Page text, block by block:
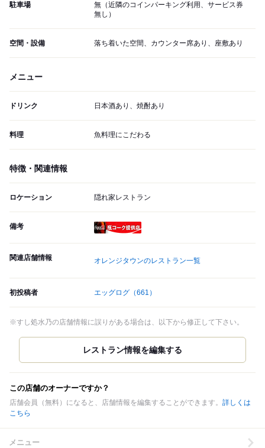
駐車場
無（近隣のコインパーキング利用、サービス券
無し）
空間・設備 落ち着いた空間、カウンター席あり、座敷あり
メニュー
ドリンク 日本酒あり、焼酎あり
料理 魚料理にこだわる
特徴・関連情報
ロケーション 隠れ家レストラン
備考
関連店舗情報 オレンジタウンのレストラン一覧
初投稿者 エッグログ （661）
※すし処水乃の店舗情報に誤りがある場合は、以下から修正して下さい。
この店舗のオーナーですか？
店舗会員（無料）になると、店舗情報を編集することができます。 詳しくは
こちら
メニュー